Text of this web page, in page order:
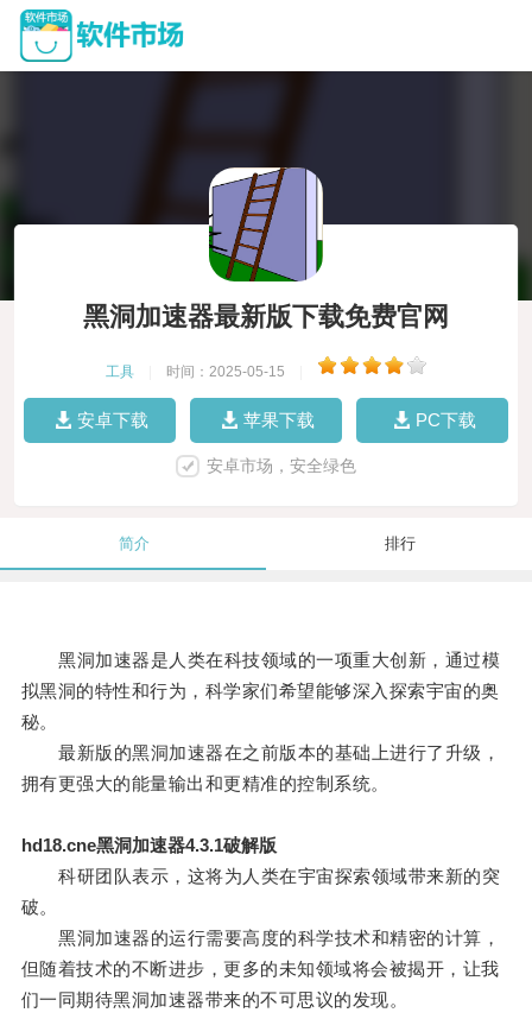
黑洞加速器最新版下载免费官网
工具 时间：2025-05-15
安卓下载 苹果下载 PC下载
安卓市场，安全绿色
简介 排行
黑洞加速器是人类在科技领域的一项重大创新，通过模
拟黑洞的特性和行为，科学家们希望能够深入探索宇宙的奥
秘。
最新版的黑洞加速器在之前版本的基础上进行了升级，
拥有更强大的能量输出和更精准的控制系统。
hd18.cne黑洞加速器4.3.1破解版
科研团队表示，这将为人类在宇宙探索领域带来新的突
破。
黑洞加速器的运行需要高度的科学技术和精密的计算，
但随着技术的不断进步，更多的未知领域将会被揭开，让我
们一同期待黑洞加速器带来的不可思议的发现。